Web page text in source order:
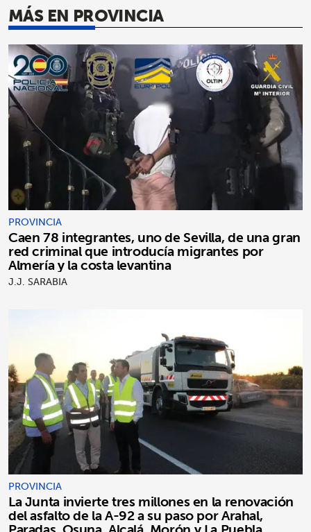
MÁS EN PROVINCIA
PROVINCIA
Caen 78 integrantes, uno de Sevilla, de una gran
red criminal que introducía migrantes por
Almería y la costa levantina
J.J. SARABIA
PROVINCIA
La Junta invierte tres millones en la renovación
del asfalto de la A-92 a su paso por Arahal,